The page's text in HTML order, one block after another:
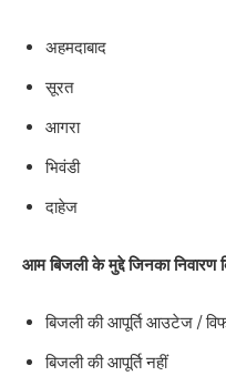
अहमदाबाद
सूरत
आगरा
भिवंडी
दाहेज
आम बिजली के मुद्दे जिनका निवारण
बिजली की आपूर्ति आउटेज /
बिजली की आपूर्ति नहीं